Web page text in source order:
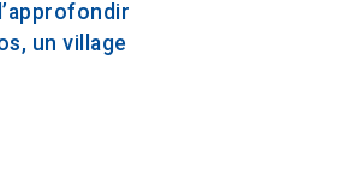
un village